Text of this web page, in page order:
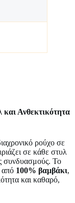
Ανθεκτικότητα
ρούχο σε
σε κάθε στυλ
συνδυασμούς. Το
από 100% βαμβάκι,
και καθαρό,